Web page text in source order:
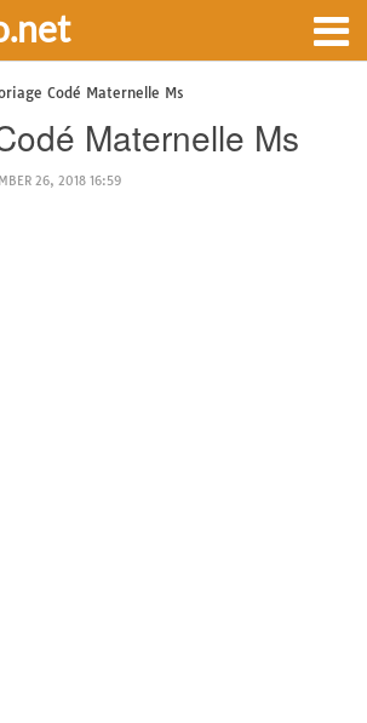
Codé Maternelle Ms
Maternelle Ms
26, 2018 16:59